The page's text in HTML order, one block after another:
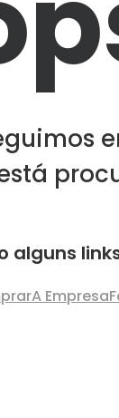
alguns
A Empresa